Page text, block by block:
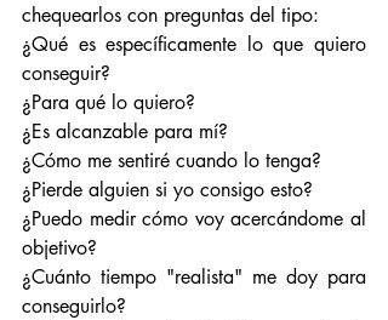
chequearlos con preguntas del tipo:
¿Qué es específicamente lo que quiero
conseguir?
¿Para qué lo quiero?
¿Es alcanzable para mí?
¿Cómo me sentiré cuando lo tenga?
¿Pierde alguien si yo consigo esto?
¿Puedo medir cómo voy acercándome al
objetivo?
¿Cuánto tiempo "realista" me doy para
conseguirlo?